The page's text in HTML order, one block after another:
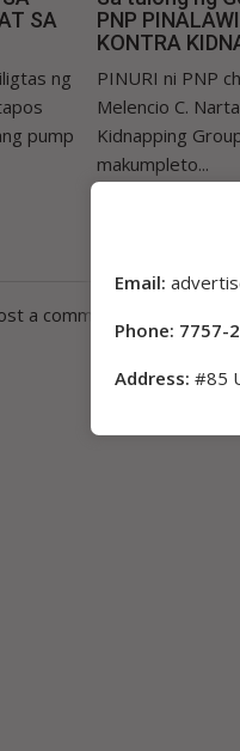
SA
ng
pump
PNP
KONTRA
PINURI ni PNP
Melencio C.
Kidnapping
makumpleto...
a comment.
Email:
Phone: 7757-
Address: #85